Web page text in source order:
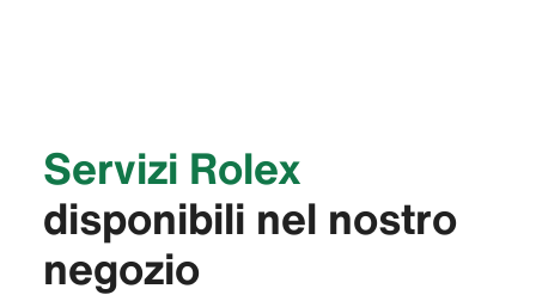
Servizi Rolex
disponibili nel nostro
negozio